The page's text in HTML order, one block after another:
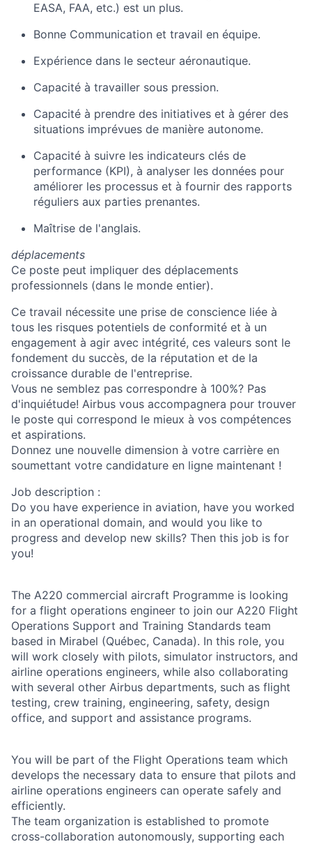
EASA, FAA, etc.) est un plus.
Bonne Communication et travail en équipe.
Expérience dans le secteur aéronautique.
Capacité à travailler sous pression.
Capacité à prendre des initiatives et à gérer des
situations imprévues de manière autonome.
Capacité à suivre les indicateurs clés de
performance (KPI), à analyser les données pour
améliorer les processus et à fournir des rapports
réguliers aux parties prenantes.
Maîtrise de l'anglais.
déplacements
Ce poste peut impliquer des déplacements
professionnels (dans le monde entier).
Ce travail nécessite une prise de conscience liée à
tous les risques potentiels de conformité et à un
engagement à agir avec intégrité, ces valeurs sont le
fondement du succès, de la réputation et de la
croissance durable de l'entreprise.
Vous ne semblez pas correspondre à 100%? Pas
d'inquiétude! Airbus vous accompagnera pour trouver
le poste qui correspond le mieux à vos compétences
et aspirations.
Donnez une nouvelle dimension à votre carrière en
soumettant votre candidature en ligne maintenant !
Job description :
Do you have experience in aviation, have you worked
in an operational domain, and would you like to
progress and develop new skills? Then this job is for
you!
The A220 commercial aircraft Programme is looking
for a flight operations engineer to join our A220 Flight
Operations Support and Training Standards team
based in Mirabel (Québec, Canada). In this role, you
will work closely with pilots, simulator instructors, and
airline operations engineers, while also collaborating
with several other Airbus departments, such as flight
testing, crew training, engineering, safety, design
office, and support and assistance programs.
You will be part of the Flight Operations team which
develops the necessary data to ensure that pilots and
airline operations engineers can operate safely and
efficiently.
The team organization is established to promote
cross-collaboration autonomously, supporting each